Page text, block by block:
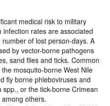
medical risk to military
rates are associated
of lost person-days. A
by vector-borne pathogens
sand flies and ticks. Common
mosquito-borne West Nile
fly borne phleboviruses and
or the tick-borne Crimean
others.